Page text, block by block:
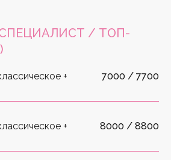
/ ТОП-
+
7000 / 7700
+
8000 / 8800